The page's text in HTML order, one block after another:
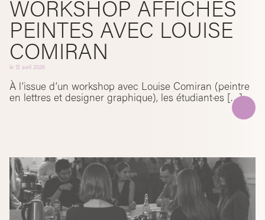
WORKSHOP AFFICHES
PEINTES AVEC LOUISE
COMIRAN
le 12 avril 2026
À l’issue d’un workshop avec Louise Comiran (peintre
en lettres et designer graphique), les étudiant·es […]